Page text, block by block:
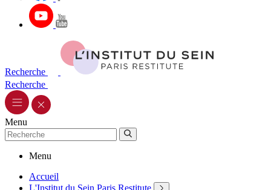
Recherche
Recherche
Menu
Menu
Accueil
L'Institut du Sein Paris Restitute